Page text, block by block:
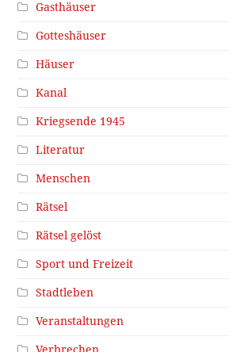
Gasthäuser
Gotteshäuser
Häuser
Kanal
Kriegsende 1945
Literatur
Menschen
Rätsel
Rätsel gelöst
Sport und Freizeit
Stadtleben
Veranstaltungen